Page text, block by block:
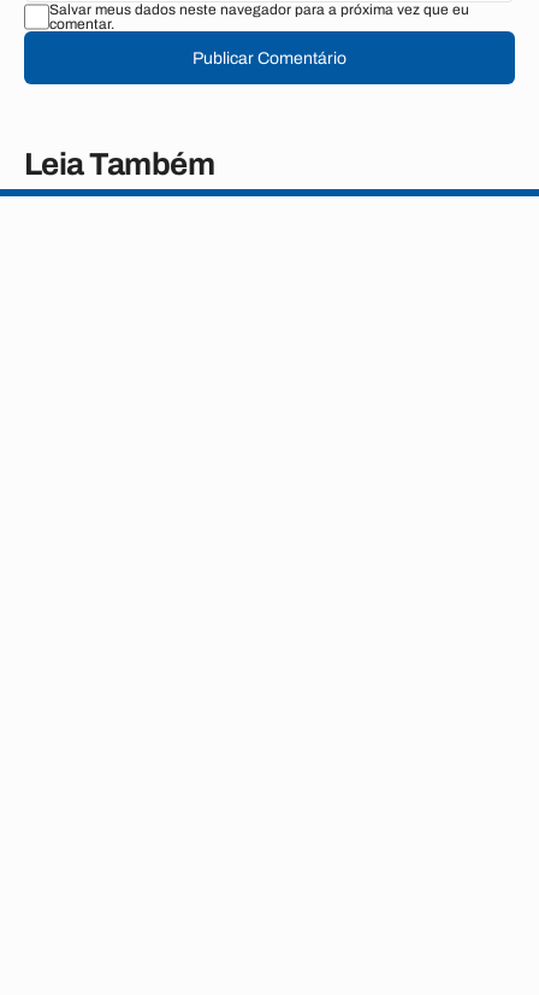
Salvar meus dados neste navegador para a próxima vez que eu
comentar.
Publicar Comentário
Leia Também